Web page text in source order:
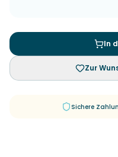
In
Zur
Sichere